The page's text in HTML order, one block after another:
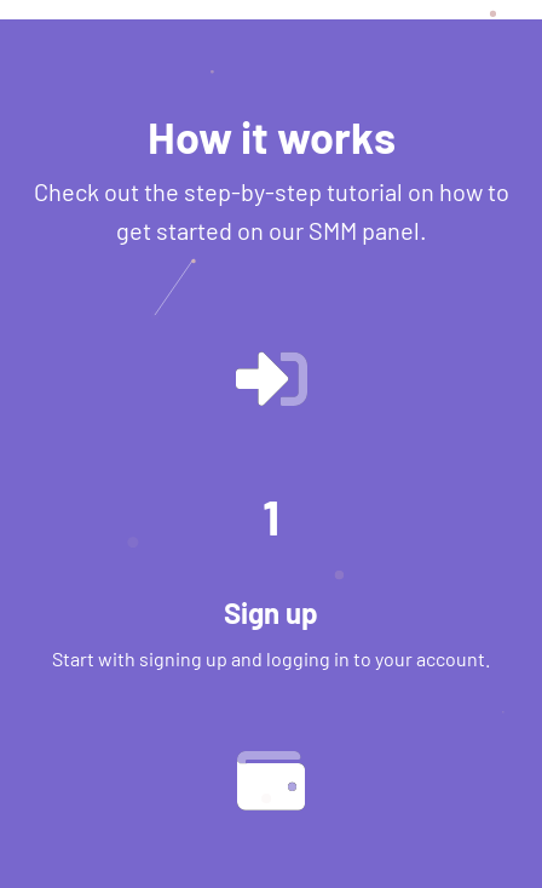
How it works
Check out the step-by-step tutorial on how to
get started on our SMM panel.
1
Sign up
Start with signing up and logging in to your account.